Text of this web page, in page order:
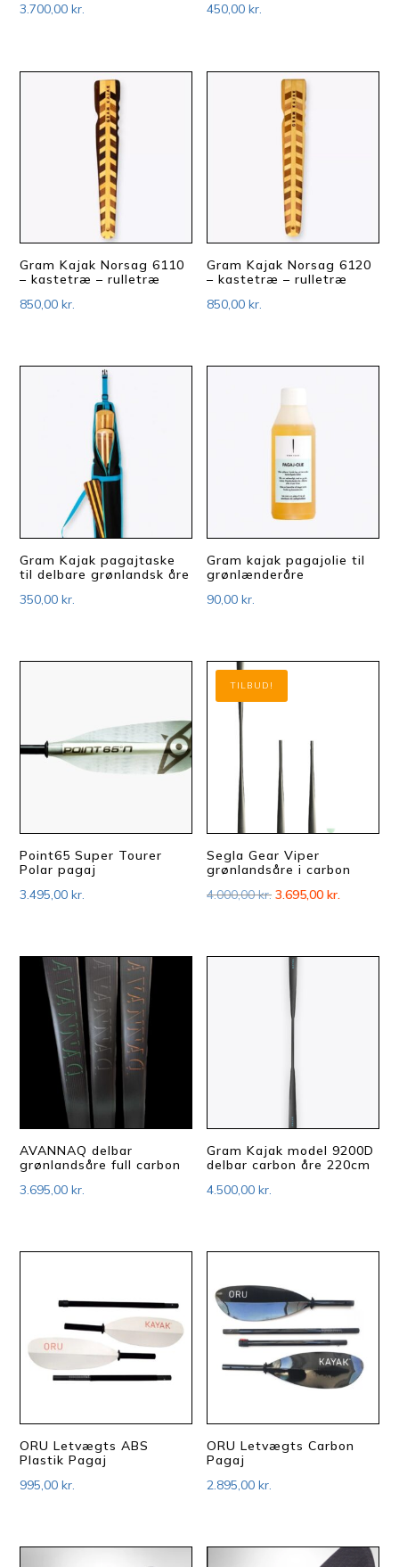
3.700,00kr.
450,00kr.
Gram Kajak Norsag 6110
– kastetræ – rulletræ
850,00kr.
Gram Kajak Norsag 6120
– kastetræ – rulletræ
850,00kr.
Gram Kajak pagajtaske
til delbare grønlandsk åre
350,00kr.
Gram kajak pagajolie til
grønlænderåre
90,00kr.
Point65 Super Tourer
Polar pagaj
3.495,00kr.
TILBUD!
Segla Gear Viper
grønlandsåre i carbon
4.000,00kr. Den
var:
4.000,00 kr..
3.695,00kr.
AVANNAQ delbar
grønlandsåre full carbon
3.695,00kr.
Gram Kajak model 9200D
delbar carbon åre 220cm
4.500,00kr.
ORU Letvægts ABS
Plastik Pagaj
995,00kr.
ORU Letvægts Carbon
Pagaj
2.895,00kr.